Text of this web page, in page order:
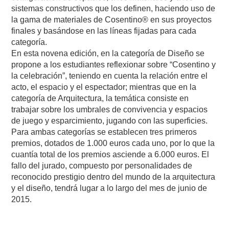
sistemas constructivos que los definen, haciendo uso de
la gama de materiales de Cosentino® en sus proyectos
finales y basándose en las líneas fijadas para cada
categoría.
En esta novena edición, en la categoría de Diseño se
propone a los estudiantes reflexionar sobre “Cosentino y
la celebración”, teniendo en cuenta la relación entre el
acto, el espacio y el espectador; mientras que en la
categoría de Arquitectura, la temática consiste en
trabajar sobre los umbrales de convivencia y espacios
de juego y esparcimiento, jugando con las superficies.
Para ambas categorías se establecen tres primeros
premios, dotados de 1.000 euros cada uno, por lo que la
cuantía total de los premios asciende a 6.000 euros. El
fallo del jurado, compuesto por personalidades de
reconocido prestigio dentro del mundo de la arquitectura
y el diseño, tendrá lugar a lo largo del mes de junio de
2015.